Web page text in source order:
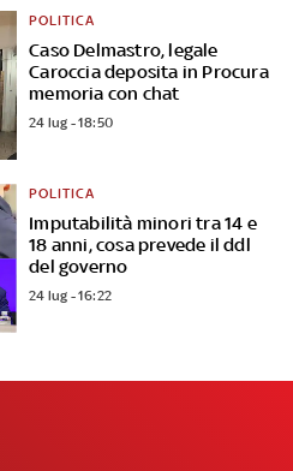
Caso Delmastro, legale
Caroccia deposita in Procura
memoria con chat
POLITICA
24 lug - 18:50
Imputabilità minori tra 14 e
18 anni, cosa prevede il ddl
del governo
POLITICA
24 lug - 16:22